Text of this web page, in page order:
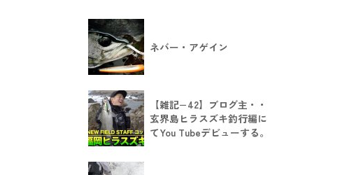
ネバー・アゲイン
【雑記−42】ブログ主・・
玄界島ヒラスズキ釣行編に
てYou Tubeデビューする。